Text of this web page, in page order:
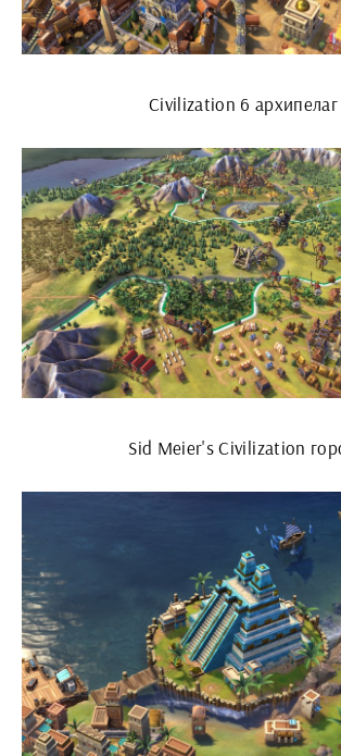
Civilization 6 архипелаг
Sid Meier's Civilization